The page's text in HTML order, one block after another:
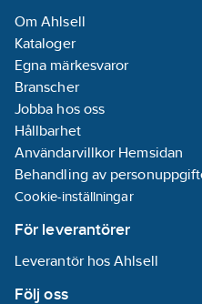
Om Ahlsell
Kataloger
Egna märkesvaror
Branscher
Jobba hos oss
Hållbarhet
Användarvillkor Hemsidan
Behandling av
Cookie-inställningar
För leverantörer
Leverantör hos Ahlsell
Följ oss